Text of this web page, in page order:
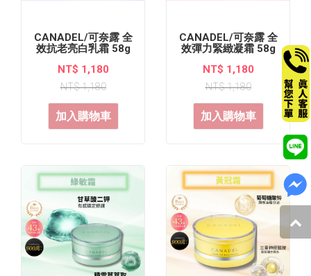
CANADEL/可奈露 全
效抗老亮白乳霜 58g
NT$ 1,180
NT$ 1,180
加入購物車
CANADEL/可奈露 全
效彈力緊緻凝霜 58g
NT$ 1,180
NT$ 1,180
加入購物車